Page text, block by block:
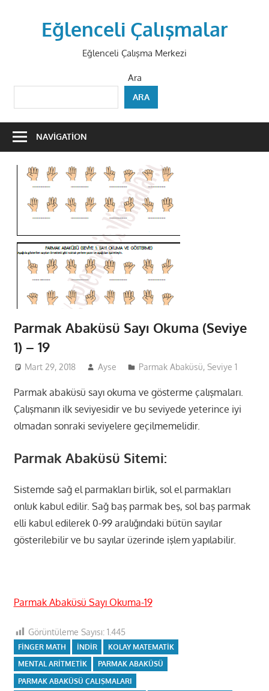
Eğlenceli Çalışmalar
Eğlenceli Çalışma Merkezi
Ara
ARA
NAVIGATION
Parmak Abaküsü Sayı Okuma (Seviye
1) – 19
Mart 29, 2018 Ayse Parmak Abaküsü,Seviye 1
Parmak abaküsü sayı okuma ve gösterme çalışmaları.
Çalışmanın ilk seviyesidir ve bu seviyede yeterince iyi
olmadan sonraki seviyelere geçilmemelidir.
Parmak Abaküsü Sitemi:
Sistemde sağ el parmakları birlik, sol el parmakları
onluk kabul edilir. Sağ baş parmak beş, sol baş parmak
elli kabul edilerek 0-99 aralığındaki bütün sayılar
gösterilebilir ve bu sayılar üzerinde işlem yapılabilir.
Parmak Abaküsü Sayı Okuma-19
Görüntüleme Sayısı: 1.445
FINGER MATH INDIR
KOLAY MATEMATIK
MENTAL ARITMETIK
PARMAK ABAKÜSÜ
PARMAK ABAKÜSÜ ÇALIŞMALARI